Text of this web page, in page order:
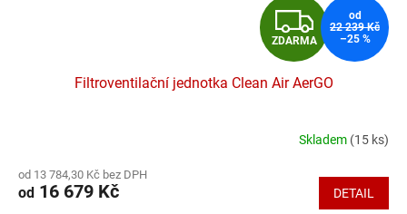
Z
D
A
R
M
ZDARMA
od
22 239 Kč
–25 %
Filtroventilační jednotka Clean Air AerGO
produktu
je
Skladem (15 ks)
od 13 784,30 Kč bez DPH
od 16 679 Kč DETAIL